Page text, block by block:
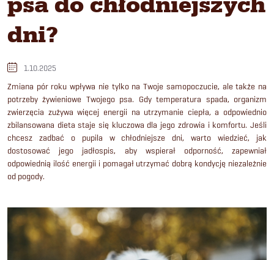
dni?
1.10.2025
Zmiana pór roku wpływa nie tylko na Twoje samopoczucie, ale także na
potrzeby żywieniowe Twojego psa. Gdy temperatura spada, organizm
zwierzęcia zużywa więcej energii na utrzymanie ciepła, a odpowiednio
zbilansowana dieta staje się kluczowa dla jego zdrowia i komfortu. Jeśli
chcesz zadbać o pupila w chłodniejsze dni, warto wiedzieć, jak
dostosować jego jadłospis, aby wspierał odporność, zapewniał
odpowiednią ilość energii i pomagał utrzymać dobrą kondycję niezależnie
od pogody.